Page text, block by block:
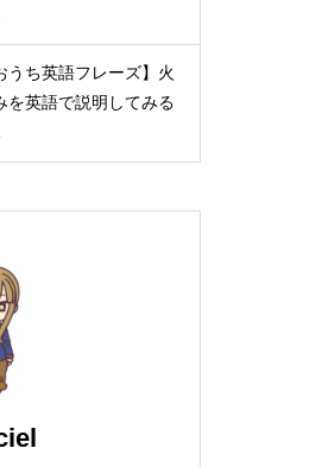
うち英語フレーズ】火
を英語で説明してみる